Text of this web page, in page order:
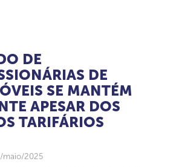
DE
DE
SE MANTÉM
APESAR DOS
TARIFÁRIOS
maio/2025